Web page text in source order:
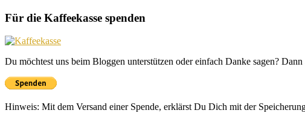
Für die Kaffeekasse spenden
Du möchtest uns beim Bloggen unterstützen oder einfach Danke sagen?
Hinweis: Mit dem Versand einer Spende, erklärst Du Dich mit der